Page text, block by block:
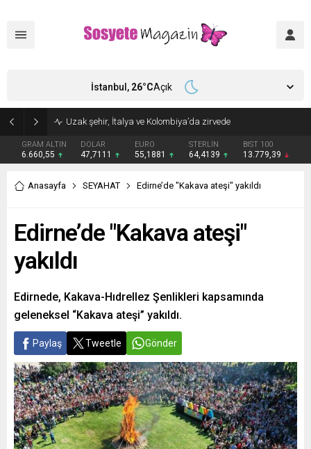
Uzak şehir, İtalya ve Kolombiya’da zirvede
GRAM ALTIN
6.660,55
DOLAR
47,7111
EURO
55,1881
STERLİN
64,4139
BIST 100
13.779,39
İstanbul, 26°CAçık
Anasayfa SEYAHAT Edirne’de "Kakava ateşi" yakıldı
Edirne’de "Kakava ateşi"
yakıldı
Edirnede, Kakava-Hıdrellez Şenlikleri kapsamında
geleneksel “Kakava ateşi” yakıldı.
Paylaş Tweetle Gönder